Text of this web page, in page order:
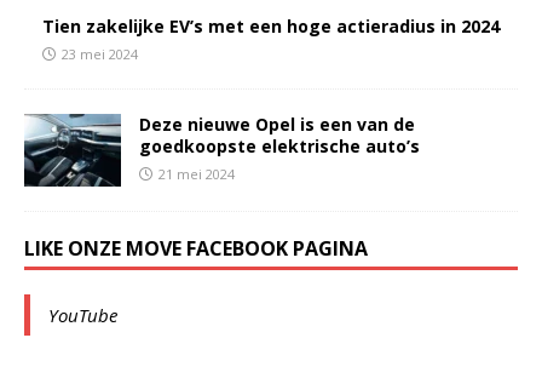
Tien zakelijke EV’s met een hoge actieradius in 2024
23 mei 2024
Deze nieuwe Opel is een van de
goedkoopste elektrische auto’s
21 mei 2024
LIKE ONZE MOVE FACEBOOK PAGINA
YouTube